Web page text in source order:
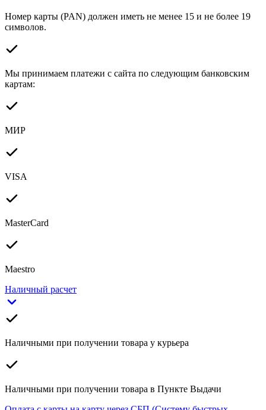
Номер карты (PAN) должен иметь не менее 15 и не более 19
символов.
Мы принимаем платежи с сайта по следующим банковским
картам:
МИР
VISA
MasterCard
Maestro
Наличный расчет
Наличными при получении товара у курьера
Наличными при получении товара в Пункте Выдачи